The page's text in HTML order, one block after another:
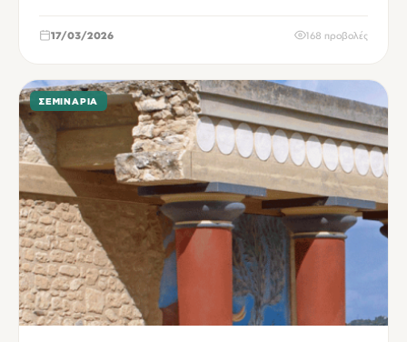
17/03/2026 168 προβολές
ΣΕΜΙΝΆΡΙΑ